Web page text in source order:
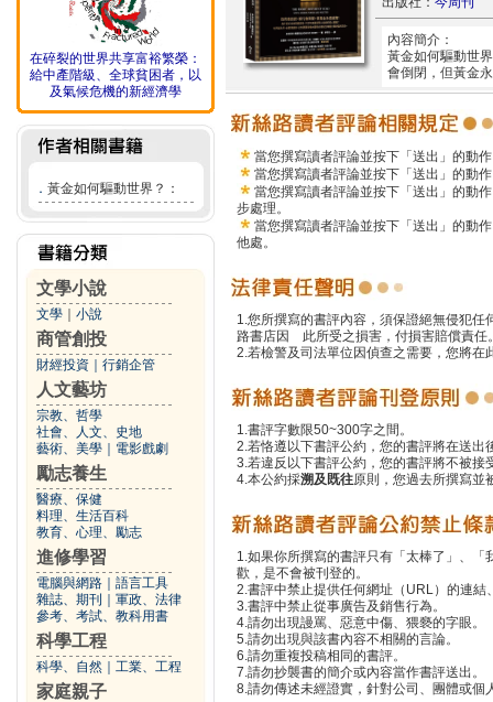
在碎裂的世界共享富裕繁榮：
給中產階級、全球貧困者，以
及氣候危機的新經濟學
． 黃金如何驅動世界？：
文學小說
文學 小說
商管創投
財經投資 行銷企管
人文藝坊
宗教、哲學
社會、人文、史地
藝術、美學
電影戲劇
勵志養生
醫療、保健
料理、生活百科
教育、心理、勵志
進修學習
電腦與網路
語言工具
雜誌、期刊
軍政、法律
參考、考試、教科用書
科學工程
科學、自然 工業、工程
家庭親子
內容簡介：
黃金如何驅動世
會倒閉，但黃金
當您撰寫讀者評論並按下「送出」的動
當您撰寫讀者評論並按下「送出」的動
當您撰寫讀者評論並按下「送出」的動
步處理。
當您撰寫讀者評論並按下「送出」的動
他處。
1.您所撰寫的書評內容，須保證絕無侵犯
路書店因 此所受之損害，付損害賠償責任
2.若檢警及司法單位因偵查之需要，您將
1.書評字數限50~300字之間。
2.若恪遵以下書評公約，您的書評將在送
3.若違反以下書評公約，您的書評將不被接
4.本公約採溯及既往原則，您過去所撰寫並
1.如果你所撰寫的書評只有「太棒了」、
歡，是不會被刊登的。
2.書評中禁止提供任何網址（URL）的連結
3.書評中禁止從事廣告及銷售行為。
4.請勿出現謾罵、惡意中傷、猥褻的字眼。
5.請勿出現與該書內容不相關的言論。
6.請勿重複投稿相同的書評。
7.請勿抄襲書的簡介或內容當作書評送出。
8.請勿傳述未經證實，針對公司、團體或個